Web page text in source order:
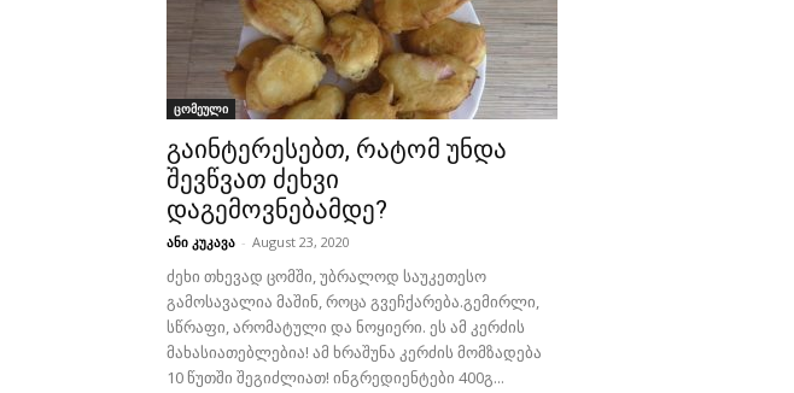
ცომეული
გაინტერესებთ, რატომ უნდა
შევწვათ ძეხვი
დაგემოვნებამდე?
ანი კუკავა - August 23, 2020
ძეხი თხევად ცომში, უბრალოდ საუკეთესო
გამოსავალია მაშინ, როცა გვეჩქარება.გემირლი,
სწრაფი, არომატული და ნოყიერი. ეს ამ კერძის
მახასიათებლებია! ამ ხრაშუნა კერძის მომზადება
10 წუთში შეგიძლიათ! ინგრედიენტები 400გ...